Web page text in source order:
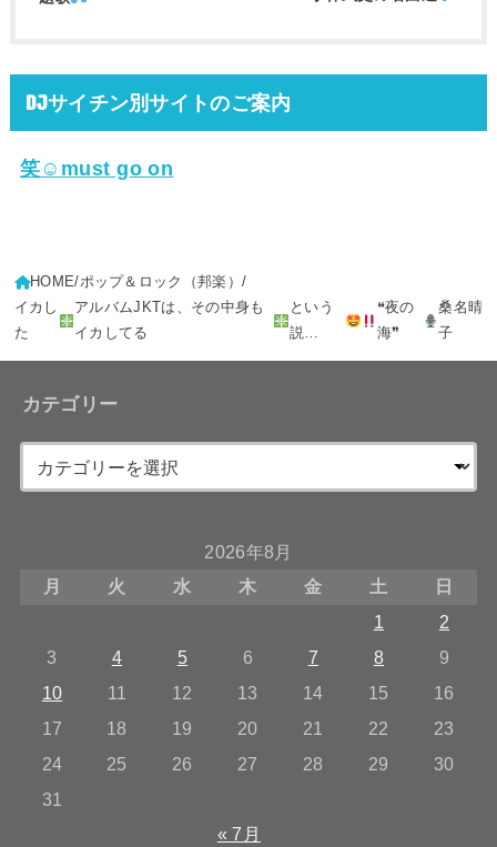
DJサイチン別サイトのご案内
笑☺must go on
HOME ポップ＆ロック（邦楽）
イカし
た
アルバムJKTは、その中身も
イカしてる
という
説…
❝夜の
海❞
桑名晴
子
カテゴリー
2026年8月
月
火 水 木 金 土
日
1
2
3
4 5 6 7 8
9
10
11 12 13 14 15
16
17
18 19 20 21 22
23
24
25 26 27 28 29
30
31
« 7月